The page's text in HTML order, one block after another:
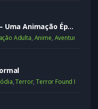
Inferno de Dante – Uma Animação Épica
Adulta, Anime, Aventura
,Terror,Terror Found Footage